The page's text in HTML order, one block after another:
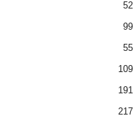
52
99
55
109
191
217